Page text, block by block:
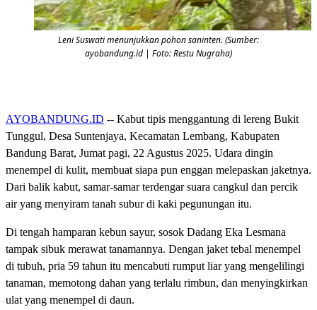
Leni Suswati menunjukkan pohon saninten. (Sumber:
ayobandung.id | Foto: Restu Nugraha)
AYOBANDUNG.ID -- Kabut tipis menggantung di lereng Bukit
Tunggul, Desa Suntenjaya, Kecamatan Lembang, Kabupaten
Bandung Barat, Jumat pagi, 22 Agustus 2025. Udara dingin
menempel di kulit, membuat siapa pun enggan melepaskan jaketnya.
Dari balik kabut, samar-samar terdengar suara cangkul dan percik
air yang menyiram tanah subur di kaki pegunungan itu.
Di tengah hamparan kebun sayur, sosok Dadang Eka Lesmana
tampak sibuk merawat tanamannya. Dengan jaket tebal menempel
di tubuh, pria 59 tahun itu mencabuti rumput liar yang mengelilingi
tanaman, memotong dahan yang terlalu rimbun, dan menyingkirkan
ulat yang menempel di daun.